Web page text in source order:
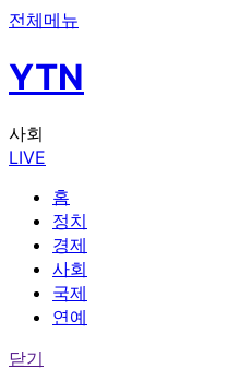
전체메뉴
YTN
사회
LIVE
홈
정치
경제
사회
국제
연예
닫기